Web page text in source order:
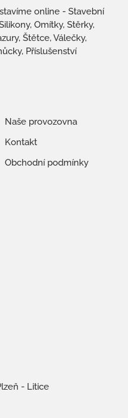
online - Stavební
Omítky, Stěrky,
Štětce, Válečky,
Příslušenství
Naše provozovna
Kontakt
Obchodní podmínky
- Litice